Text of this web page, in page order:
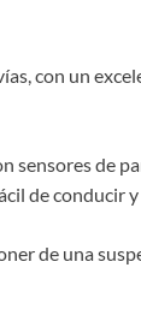
con un
sensores de
de conducir
de una